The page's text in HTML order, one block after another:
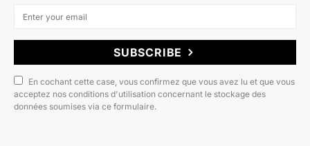
SUBSCRIBE
En cochant cette case, vous confirmez que vous avez lu et que vous
acceptez nos conditions d'utilisation concernant le stockage des
données soumises via ce formulaire.